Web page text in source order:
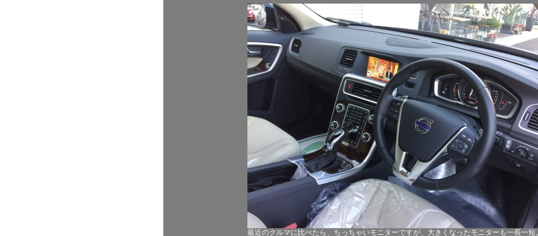
最近のクルマに比べたら、ちっちゃいモニターですが、大きくなったモニターも一長一短